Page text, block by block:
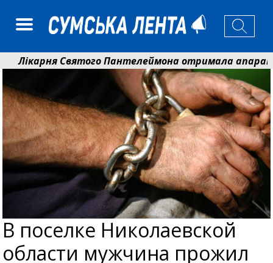
Святого Пантелеймона отримала апарат
Кобзар вручив родинам 20 полеглих Героїв
В поселке Николаевской
области мужчина прожил